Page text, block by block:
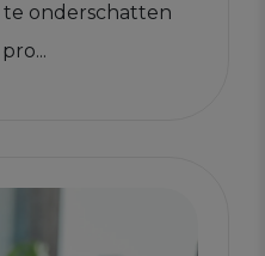
te onderschatten